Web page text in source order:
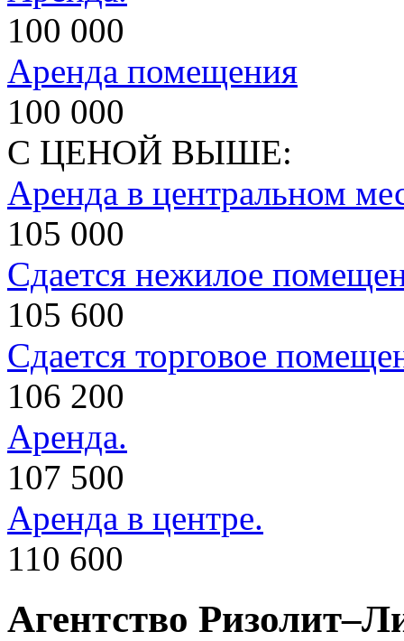
100 000
Аренда помещения
100 000
С ЦЕНОЙ ВЫШЕ:
Аренда в центральном
105 000
Сдается нежилое
105 600
Сдается торговое
106 200
Аренда.
107 500
Аренда в центре.
110 600
Агентство